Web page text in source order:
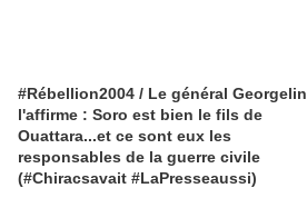
#Rébellion2004 / Le général Georgelin
l'affirme : Soro est bien le fils de
Ouattara...et ce sont eux les
responsables de la guerre civile
(#Chiracsavait #LaPresseaussi)